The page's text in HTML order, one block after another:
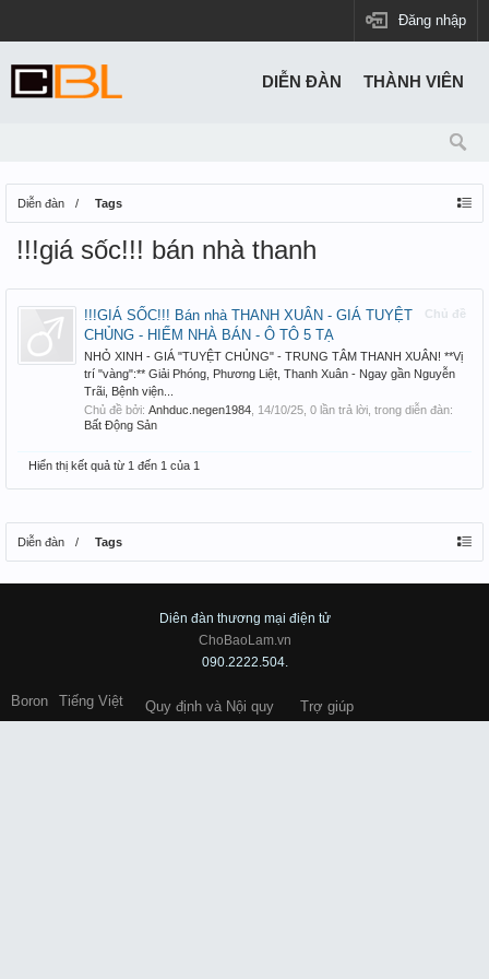
Đăng nhập
Diễn đàn Tags
!!!giá sốc!!! bán nhà thanh
Chủ đề
!!!GIÁ SỐC!!! Bán nhà THANH XUÂN - GIÁ TUYỆT
CHỦNG - HIẾM NHÀ BÁN - Ô TÔ 5 TẠ
NHỎ XINH - GIÁ "TUYỆT CHỦNG" - TRUNG TÂM THANH XUÂN! **Vị
trí "vàng":** Giải Phóng, Phương Liệt, Thanh Xuân - Ngay gần Nguyễn
Trãi, Bệnh viện...
Chủ đề bởi: Anhduc.negen1984 14/10/25 , 0 lần trả lời, trong diễn đàn:
Bất Động Sản
Hiển thị kết quả từ 1 đến 1 của 1
Diễn đàn Tags
DIỄN ĐÀN THÀNH VIÊN
Diên đàn thương mại điện tử
ChoBaoLam.vn
090.2222.504.
Boron Tiếng Việt Quy định và Nội quy Trợ giúp